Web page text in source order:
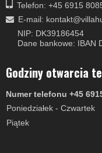
Telefon: +45 6915
E-mail:
NIP: DK39186454
Dane bankowe: IBAN
Godziny otwarcia
Numer telefonu +45
Poniedziałek - Czwartek
Piątek